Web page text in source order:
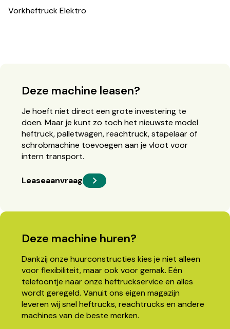
Vorkheftruck Elektro
Deze machine leasen?
Je hoeft niet direct een grote investering te
doen. Maar je kunt zo toch het nieuwste model
heftruck, palletwagen, reachtruck, stapelaar of
schrobmachine toevoegen aan je vloot voor
intern transport.
Leaseaanvraag
Deze machine huren?
Dankzij onze huurconstructies kies je niet alleen
voor flexibiliteit, maar ook voor gemak. Eén
telefoontje naar onze heftruckservice en alles
wordt geregeld. Vanuit ons eigen magazijn
leveren wij snel heftrucks, reachtrucks en andere
machines van de beste merken.